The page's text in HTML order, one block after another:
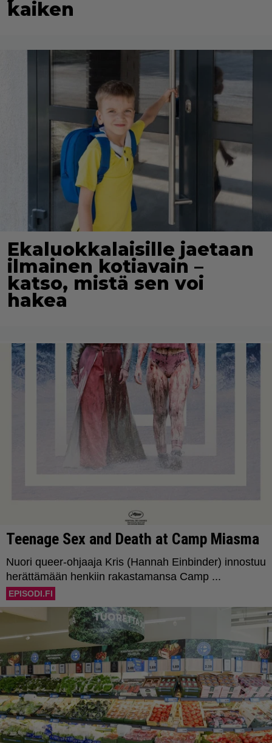
kaiken
Ekaluokkalaisille jaetaan
ilmainen kotiavain –
katso, mistä sen voi
hakea